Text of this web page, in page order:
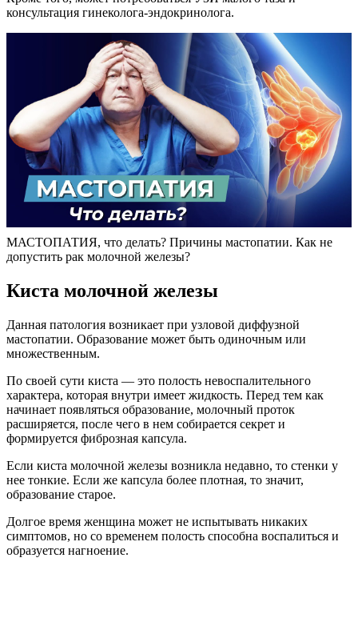
консультация гинеколога-эндокринолога.
МАСТОПАТИЯ, что делать? Причины мастопатии. Как не
допустить рак молочной железы?
Киста молочной железы
Данная патология возникает при узловой диффузной
мастопатии. Образование может быть одиночным или
множественным.
По своей сути киста — это полость невоспалительного
характера, которая внутри имеет жидкость. Перед тем как
начинает появляться образование, молочный проток
расширяется, после чего в нем собирается секрет и
формируется фиброзная капсула.
Если киста молочной железы возникла недавно, то стенки у
нее тонкие. Если же капсула более плотная, то значит,
образование старое.
Долгое время женщина может не испытывать никаких
симптомов, но со временем полость способна воспалиться и
образуется нагноение.